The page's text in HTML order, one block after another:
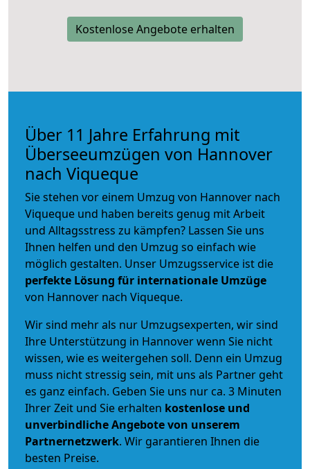
Kostenlose Angebote erhalten
Über 11 Jahre Erfahrung mit
Überseeumzügen von Hannover
nach Viqueque
Sie stehen vor einem Umzug von Hannover nach
Viqueque und haben bereits genug mit Arbeit
und Alltagsstress zu kämpfen? Lassen Sie uns
Ihnen helfen und den Umzug so einfach wie
möglich gestalten. Unser Umzugsservice ist die
perfekte Lösung für internationale Umzüge
von Hannover nach Viqueque.
Wir sind mehr als nur Umzugsexperten, wir sind
Ihre Unterstützung in Hannover wenn Sie nicht
wissen, wie es weitergehen soll. Denn ein Umzug
muss nicht stressig sein, mit uns als Partner geht
es ganz einfach. Geben Sie uns nur ca. 3 Minuten
Ihrer Zeit und Sie erhalten kostenlose und
unverbindlicheAngebote von unserem
Partnernetzwerk. Wir garantieren Ihnen die
besten Preise.